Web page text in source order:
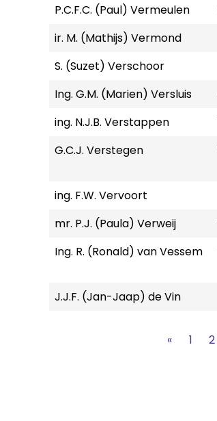
P.C.F.C. (Paul) Vermeulen
ir. M. (Mathijs) Vermond
S. (Suzet) Verschoor
Ing. G.M. (Marien) Versluis
ing. N.J.B. Verstappen
G.C.J. Verstegen
ing. F.W. Vervoort
mr. P.J. (Paula) Verweij
Ing. R. (Ronald) van Vessem
J.J.F. (Jan-Jaap) de Vin
« 1 2